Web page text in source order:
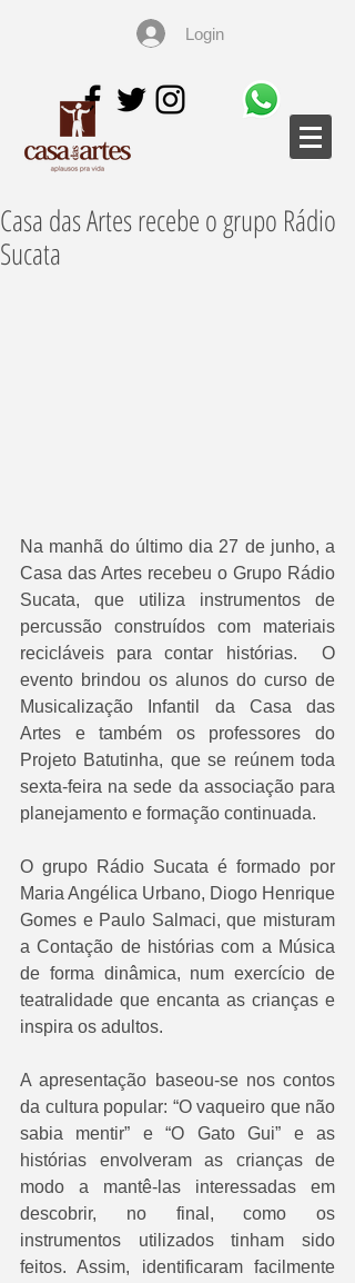
Login
Casa das Artes recebe o grupo Rádio
Sucata
Na manhã do último dia 27 de junho, a
Casa das Artes recebeu o Grupo Rádio
Sucata, que utiliza instrumentos de
percussão construídos com materiais
recicláveis para contar histórias.  O
evento brindou os alunos do curso de
Musicalização Infantil da Casa das
Artes e também os professores do
Projeto Batutinha, que se reúnem toda
sexta-feira na sede da associação para
planejamento e formação continuada.
O grupo Rádio Sucata é formado por
Maria Angélica Urbano, Diogo Henrique
Gomes e Paulo Salmaci, que misturam
a Contação de histórias com a Música
de forma dinâmica, num exercício de
teatralidade que encanta as crianças e
inspira os adultos.
A apresentação baseou-se nos contos
da cultura popular: “O vaqueiro que não
sabia mentir” e “O Gato Gui” e as
histórias envolveram as crianças de
modo a mantê-las interessadas em
descobrir, no final, como os
instrumentos utilizados tinham sido
feitos. Assim, identificaram facilmente